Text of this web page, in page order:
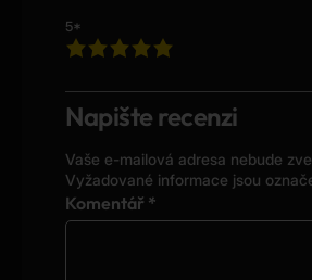
5*
Napište recenzi
Vaše e-mailová adresa nebude
Vyžadované informace jsou
Komentář *
Alternative: